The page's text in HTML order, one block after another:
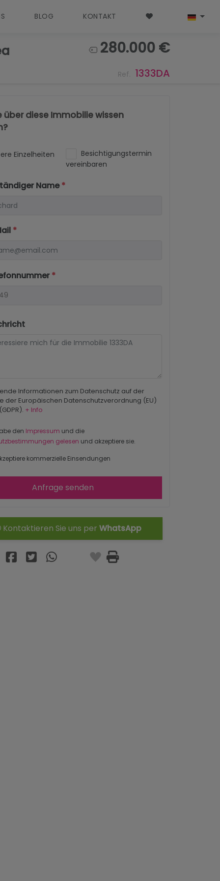
BLOG KONTAKT
280.000 €
Ref. 1333DA
über diese Immobilie wissen
Einzelheiten
Besichtigungstermin
vereinbaren
Name*
*
*
Informationen zum Datenschutz auf der
der Europäischen Datenschutzverordnung (EU)
+ Info
den Impressum und die
gelesen und akzeptiere sie.
kommerzielle Einsendungen
Anfrage senden
Kontaktieren Sie uns per WhatsApp